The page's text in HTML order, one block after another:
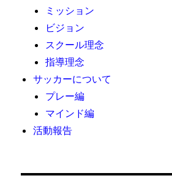
ミッション
ビジョン
スクール理念
指導理念
サッカーについて
プレー編
マインド編
活動報告